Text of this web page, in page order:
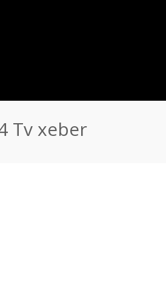
Tv xeber